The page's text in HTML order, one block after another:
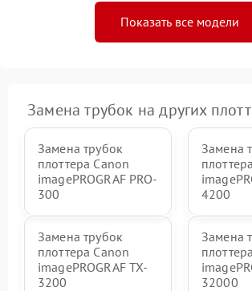
Показать все модели
Замена трубок на других
Замена трубок
плоттера Canon
imagePROGRAF PRO-
300
Замена
4200
Замена трубок
плоттера Canon
imagePROGRAF TX-
3200
Замена
32000